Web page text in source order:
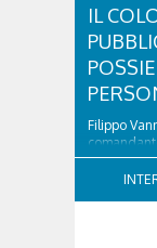
IL
Filippo
nazionale